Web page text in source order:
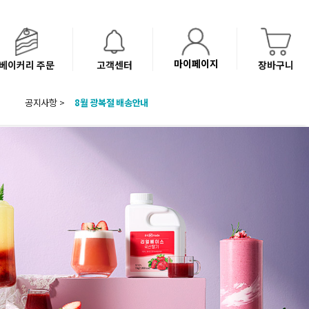
이커리 주문 고객센터 마이페이지 장바구니
공지사항 >
8월 광복절 배송안내
베이커리(냉동직배송) 센터 이전에 따른 배송 일정 안내